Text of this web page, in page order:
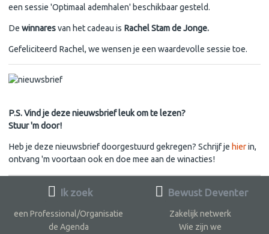
een sessie 'Optimaal ademhalen' beschikbaar gesteld.
De winnaresvan het cadeau is Rachel Stam de Jonge.
Gefeliciteerd Rachel, we wensen je een waardevolle sessie toe.
P.S. Vind je deze nieuwsbrief leuk om te lezen?
Stuur 'm door!
Heb je deze nieuwsbrief doorgestuurd gekregen? Schrijf je hierin,
ontvang 'm voortaan ook en doe mee aan de winacties!
Ik zoek
een Professional/Organisatie
de Agenda
Bewust Deventer
Zakelijk netwerk
Wie zijn we